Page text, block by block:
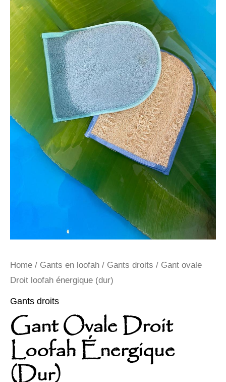
Home / Gants en loofah / Gants droits / Gant ovale
Droit loofah énergique (dur)
Gants droits
Gant Ovale Droit
Loofah Énergique
(dur)